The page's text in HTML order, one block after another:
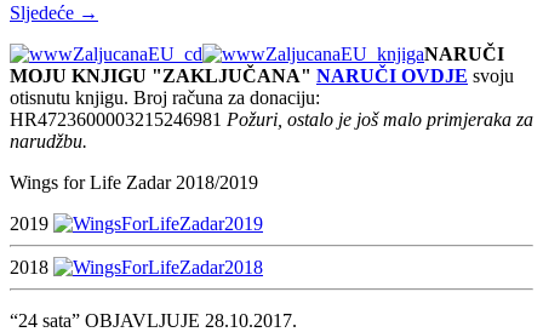
Sljedeće →
NARUČI
MOJU KNJIGU "ZAKLJUČANA" NARUČI OVDJE svoju
otisnutu knjigu. Broj računa za donaciju:
HR4723600003215246981 Požuri, ostalo je još malo primjeraka za
narudžbu.
Wings for Life Zadar 2018/2019
2019
2018
“24 sata” OBJAVLJUJE 28.10.2017.